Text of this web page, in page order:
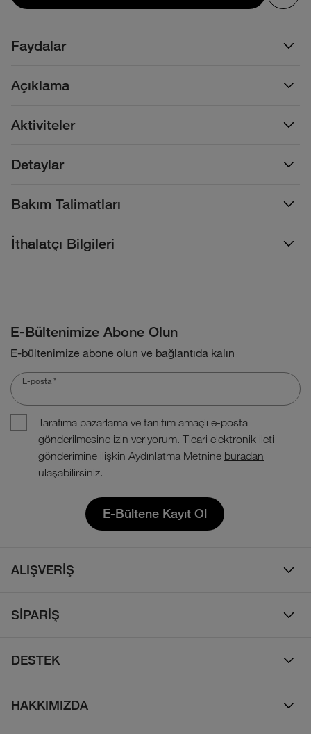
Açıklama
Detaylar
Aktiviteler
Bakım Talimatları
Faydalar
İthalatçı Bilgileri
E-Bültenimize Abone Olun
E-bültenimize abone olun ve bağlantıda kalın
E-posta *
Tarafıma pazarlama ve tanıtım amaçlı e-posta
gönderilmesine izin veriyorum. Ticari elektronik ileti
gönderimine ilişkin Aydınlatma Metnine buradan
ulaşabilirsiniz.
E-Bültene Kayıt Ol
ALIŞVERİŞ
Çocuk
Ayakkabı
SİPARİŞ
İade Politikası
DESTEK
HAKKIMIZDA